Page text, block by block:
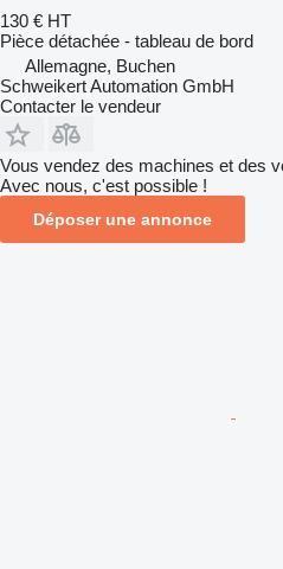
130 € HT
Pièce détachée - tableau de bord
Allemagne, Buchen
Schweikert Automation GmbH
Contacter le vendeur
Vous vendez des machines et des
Avec nous, c'est possible !
Déposer une annonce